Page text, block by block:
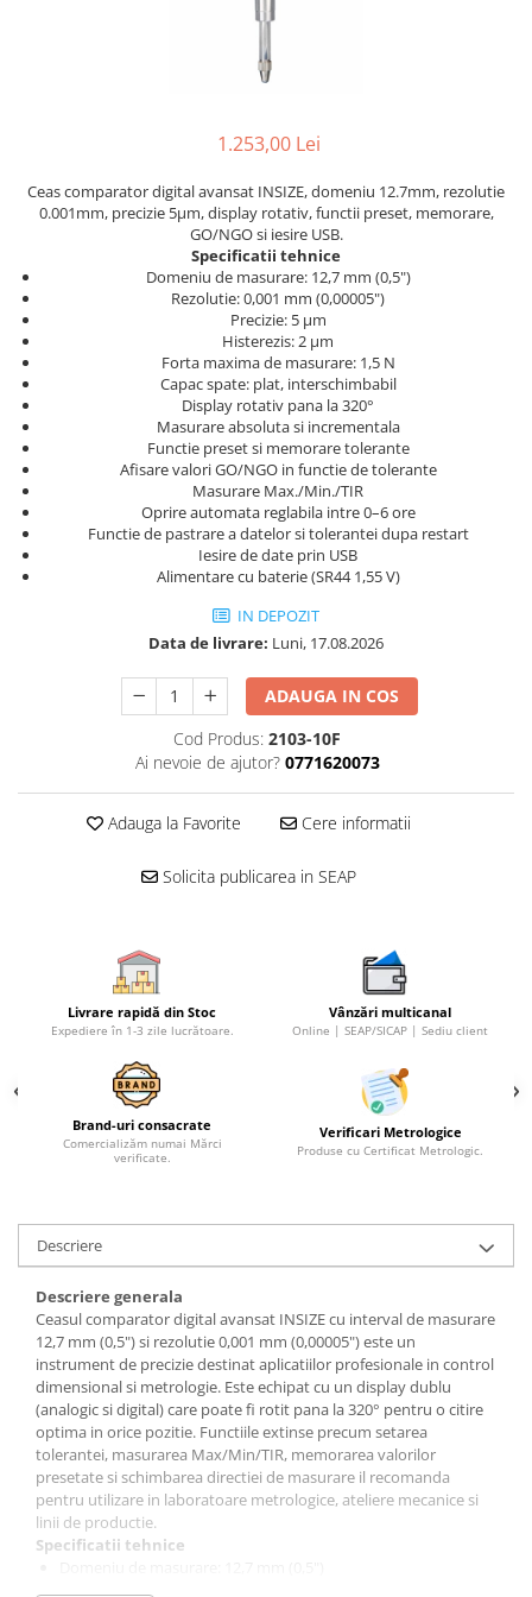
Ceasuri comparatoare cu levier
1.253,00 Lei
Ceas comparator digital avansat INSIZE, domeniu 12.7mm, rezolutie
0.001mm, precizie 5µm, display rotativ, functii preset, memorare,
GO/NGO si iesire USB.
Specificatii tehnice
Domeniu de masurare: 12,7 mm (0,5")
Rezolutie: 0,001 mm (0,00005")
Precizie: 5 µm
Histerezis: 2 µm
Forta maxima de masurare: 1,5 N
Capac spate: plat, interschimbabil
Display rotativ pana la 320°
Masurare absoluta si incrementala
Functie preset si memorare tolerante
Afisare valori GO/NGO in functie de tolerante
Masurare Max./Min./TIR
Oprire automata reglabila intre 0–6 ore
Functie de pastrare a datelor si tolerantei dupa restart
Iesire de date prin USB
Alimentare cu baterie (SR44 1,55 V)
IN DEPOZIT
Data de livrare: Luni, 17.08.2026
ADAUGA IN COS
Cod Produs: 2103-10F
Ai nevoie de ajutor? 0771620073
Adauga la Favorite Cere informatii
Solicita publicarea in SEAP
Livrare rapidă din Stoc
Expediere în 1-3 zile lucrătoare.
Vânzări multicanal
Online | SEAP/SICAP | Sediu client
Brand-uri consacrate
Comercializăm numai Mărci
verificate.
Verificari Metrologice
Produse cu Certificat Metrologic.
Descriere
Descriere generala
Ceasul comparator digital avansat INSIZE cu interval de masurare
12,7 mm (0,5") si rezolutie 0,001 mm (0,00005") este un
instrument de precizie destinat aplicatiilor profesionale in control
dimensional si metrologie. Este echipat cu un display dublu
(analogic si digital) care poate fi rotit pana la 320° pentru o citire
optima in orice pozitie. Functiile extinse precum setarea
tolerantei, masurarea Max/Min/TIR, memorarea valorilor
presetate si schimbarea directiei de masurare il recomanda
pentru utilizare in laboratoare metrologice, ateliere mecanice si
linii de productie.
Specificatii tehnice
Rezolutie: 0,001 mm (0,00005")